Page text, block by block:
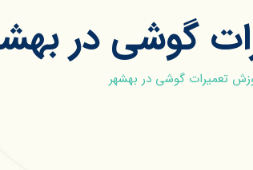
گوشی در
تعمیرات گوشی در بهشهر